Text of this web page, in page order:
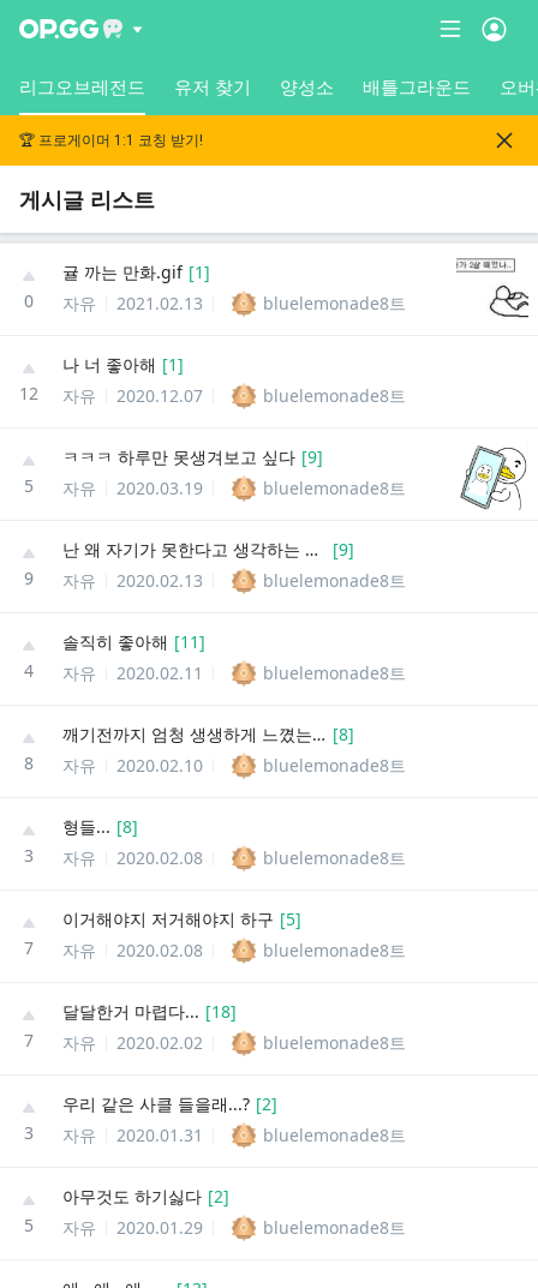
리그오브레전드 유저 찾기 양성소 배틀그라운드 오
🏆 프로게이머 1:1 코칭 받기!
게시글 리스트
0
귤 까는 만화.gif [1]
자유
2021.02.13 bluelemonade8트
12
나 너 좋아해 [1]
자유
2020.12.07 bluelemonade8트
5
ㅋㅋㅋ 하루만 못생겨보고 싶다 [9]
자유
2020.03.19 bluelemonade8트
9
난 왜 자기가 못한다고 생각하는 사람이 있으면 [9]
자유
2020.02.13 bluelemonade8트
4
솔직히 좋아해 [11]
자유
2020.02.11 bluelemonade8트
8
깨기전까지 엄청 생생하게 느꼈는데 [8]
자유
2020.02.10 bluelemonade8트
3
형들... [8]
자유
2020.02.08 bluelemonade8트
7
이거해야지 저거해야지 하구 [5]
자유
2020.02.08 bluelemonade8트
7
달달한거 마렵다... [18]
자유
2020.02.02 bluelemonade8트
3
우리 같은 사클 들을래...? [2]
자유
2020.01.31 bluelemonade8트
5
아무것도 하기싫다 [2]
자유
2020.01.29 bluelemonade8트